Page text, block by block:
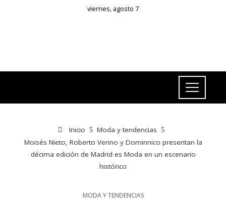
viernes, agosto 7
Inicio
Moda y tendencias
Moisés Nieto, Roberto Verino y Dominnico presentan la
décima edición de Madrid es Moda en un escenario
histórico
MODA Y TENDENCIAS